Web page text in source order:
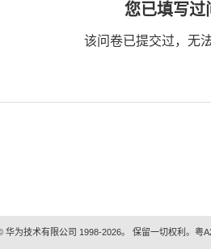
您已填写过
该问卷已提交过，无
华为技术有限公司 1998-2026。 保留一切权利。粤